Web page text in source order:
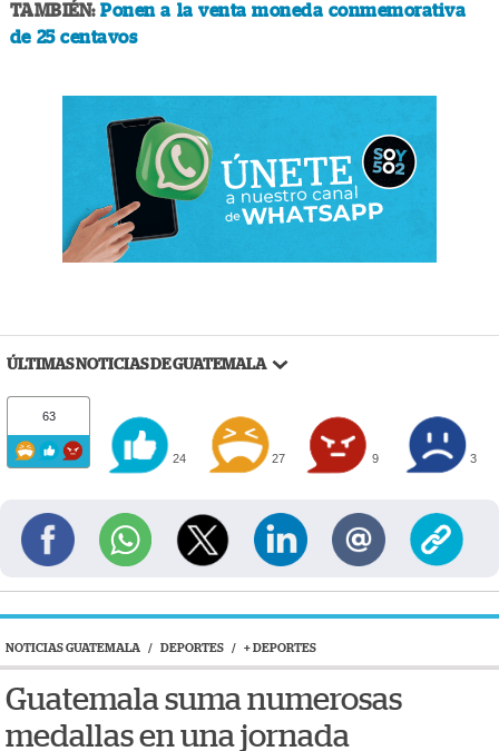
TAMBIÉN:Ponen a la venta moneda conmemorativa
de 25 centavos
ÚLTIMAS NOTICIAS DE GUATEMALA
63
24 27 9 3
NOTICIAS GUATEMALA / DEPORTES / + DEPORTES
Guatemala suma numerosas
medallas en una jornada